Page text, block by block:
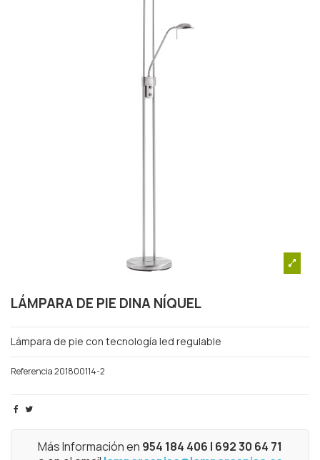
LÁMPARA DE PIE DINA NÍQUEL
Lámpara de pie con tecnología led regulable
Referencia201800114-2
Más Información en 954 184 406 | 692 30 64 71